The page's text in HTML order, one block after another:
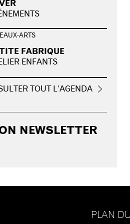
ARTS
FABRIQUE
ENFANTS
TOUT L’AGENDA
NEWSLETTER
PLAN